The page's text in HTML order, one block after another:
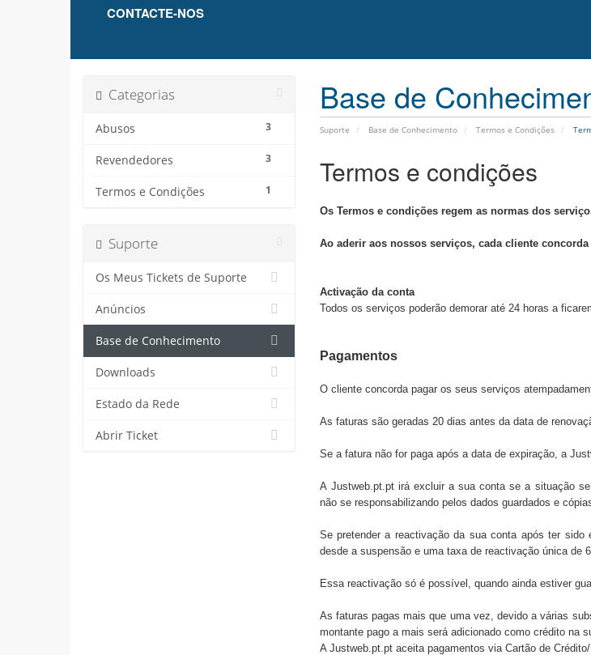
CONTACTE-NOS
Base de
Suporte Base de Conhecimento Termos e Condições
Categorias
3
Abusos
3
Revendedores
1
Termos e Condições
Termos e condições
Os Termos e condições regem as normas dos
Ao aderir aos nossos serviços, cada cliente
Activação da conta
Todos os serviços poderão demorar até 24 horas a
Pagamentos
O cliente concorda pagar os seus serviços
As faturas são geradas 20 dias antes da data de
Se a fatura não for paga após a data de expiração, a
A Justweb.pt.ptirá excluir a sua conta se a situação se
não se responsabilizando pelos dados guardados e
Se pretender a reactivação da sua conta após ter
desde a suspensão e uma taxa de reactivação única de
Essa reactivação só é possível, quando ainda estiver
As faturas pagas mais que uma vez, devido a várias
montante pago a mais será adicionado como crédito na
A Justweb.pt.pt aceita pagamentos via Cartão de
Suporte
Os Meus Tickets de Suporte
Anúncios
Base de Conhecimento
Downloads
Estado da Rede
Abrir Ticket